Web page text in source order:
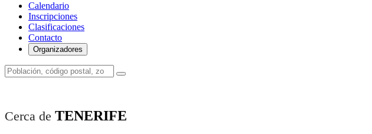
Calendario
Inscripciones
Clasificaciones
Contacto
Organizadores
Cerca de TENERIFE